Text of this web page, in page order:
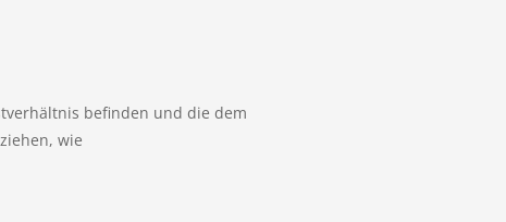
befinden und die dem
wie